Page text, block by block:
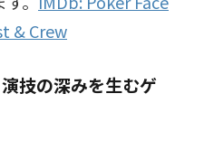
& Crew
技の深みを生むゲ